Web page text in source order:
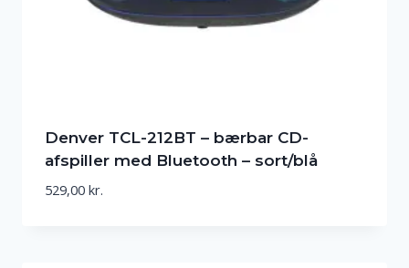
Denver TCL-212BT – bærbar CD-
afspiller med Bluetooth – sort/blå
529,00 kr.